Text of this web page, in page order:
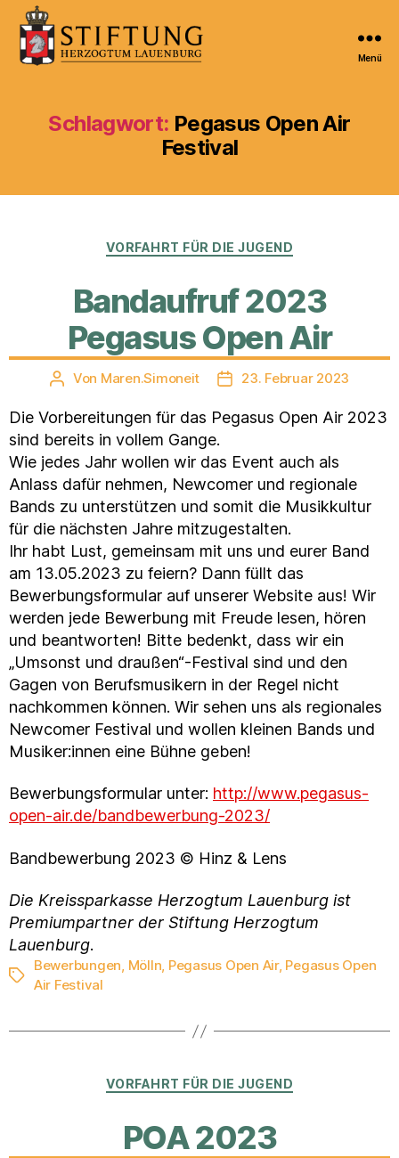
Stiftung
Herzogtum
Menü
Schlagwort: Pegasus Open Air
Festival
Kategorien
VORFAHRT FÜR DIE JUGEND
Bandaufruf 2023
Pegasus Open Air
Beitragsautor
Von Maren.Simoneit Veröffentlichungsdatum
23. Februar 2023
Die Vorbereitungen für das Pegasus Open Air 2023
sind bereits in vollem Gange.
Wie jedes Jahr wollen wir das Event auch als
Anlass dafür nehmen, Newcomer und regionale
Bands zu unterstützen und somit die Musikkultur
für die nächsten Jahre mitzugestalten.
Ihr habt Lust, gemeinsam mit uns und eurer Band
am 13.05.2023 zu feiern? Dann füllt das
Bewerbungsformular auf unserer Website aus! Wir
werden jede Bewerbung mit Freude lesen, hören
und beantworten! Bitte bedenkt, dass wir ein
„Umsonst und draußen“-Festival sind und den
Gagen von Berufsmusikern in der Regel nicht
nachkommen können. Wir sehen uns als regionales
Newcomer Festival und wollen kleinen Bands und
Musiker:innen eine Bühne geben!
Bewerbungsformular unter: http://www.pegasus-
open-air.de/bandbewerbung-2023/
Bandbewerbung 2023 © Hinz & Lens
Die Kreissparkasse Herzogtum Lauenburg ist
Premiumpartner der Stiftung Herzogtum
Lauenburg.
Schlagwörter
Bewerbungen, Mölln, Pegasus Open Air, Pegasus Open
Air Festival
Kategorien
VORFAHRT FÜR DIE JUGEND
POA 2023